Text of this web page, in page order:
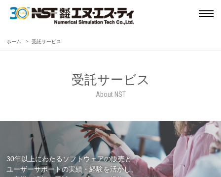
ホーム 受託サービス
受託サービス
About NST
30年以上にわたるソフトウェアの販売と
ユーザーサポートの実績・経験を活かし、